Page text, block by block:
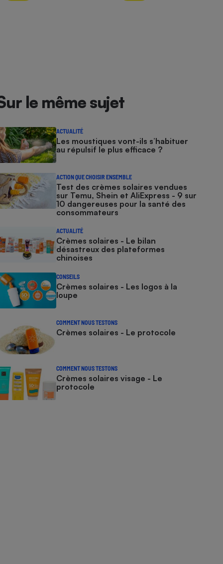
le même sujet
ACTUALITÉ
Les moustiques vont-ils s’habituer
au répulsif le plus efficace ?
ACTION QUE CHOISIR ENSEMBLE
Test des crèmes solaires vendues
sur Temu, Shein et AliExpress - 9 sur
10 dangereuses pour la santé des
consommateurs
ACTUALITÉ
Crèmes solaires - Le bilan
désastreux des plateformes
chinoises
CONSEILS
Crèmes solaires - Les logos à la
loupe
COMMENT NOUS TESTONS
Crèmes solaires - Le protocole
COMMENT NOUS TESTONS
Crèmes solaires visage - Le
protocole